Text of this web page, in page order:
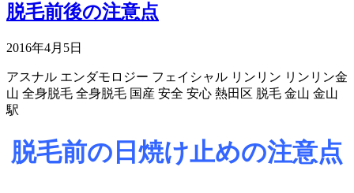
脱毛前後の注意点
2016年4月5日
アスナル エンダモロジー フェイシャル リンリン リンリン金
山 全身脱毛 全身脱毛 国産 安全 安心 熱田区 脱毛 金山 金山
駅
脱毛前の日焼け止めの注意点